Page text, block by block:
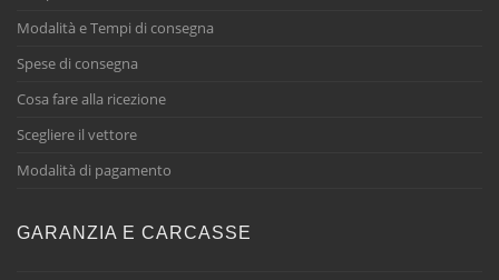
Modalità e Tempi di consegna
Spese di consegna
Cosa fare alla ricezione
Scegliere il vettore
Modalità di pagamento
GARANZIA E CARCASSE